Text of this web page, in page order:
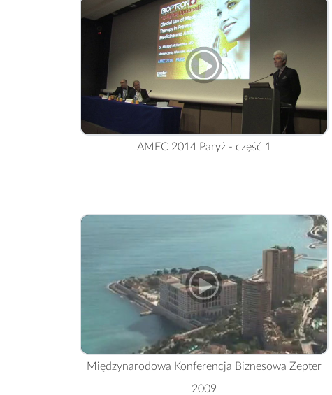
AMEC 2014 Paryż - część 1
Międzynarodowa Konferencja Biznesowa Zepter
2009